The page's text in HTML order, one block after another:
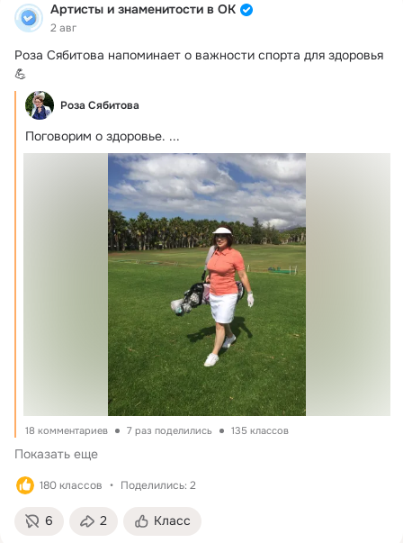
Артисты и знаменитости в ОК
2 авг
Роза Сябитова напоминает о важности спорта для здоровья
💪
Роза Сябитова
Поговорим о здоровье. ...
18 комментариев 7 раз поделились 135 классов
Показать еще
180 классов Поделились: 2
6 2 Класс